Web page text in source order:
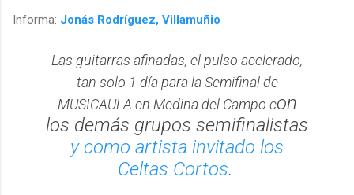
Informa: Jonás Rodríguez, Villamuñio
Las guitarras afinadas, el pulso acelerado,
tan solo 1 día para la Semifinal de
MUSICAULA en Medina del Campo con
los demás grupos semifinalistas
y como artista invitado los
Celtas Cortos.